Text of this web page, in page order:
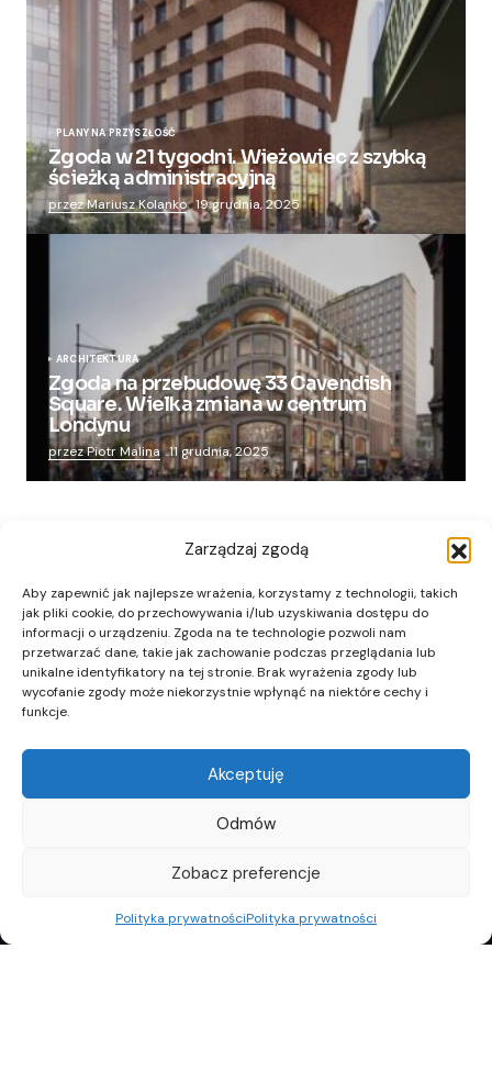
Zarządzaj zgodą
Aby zapewnić jak najlepsze wrażenia, korzystamy z technologii, takich
jak pliki cookie, do przechowywania i/lub uzyskiwania dostępu do
informacji o urządzeniu. Zgoda na te technologie pozwoli nam
przetwarzać dane, takie jak zachowanie podczas przeglądania lub
unikalne identyfikatory na tej stronie. Brak wyrażenia zgody lub
wycofanie zgody może niekorzystnie wpłynąć na niektóre cechy i
funkcje.
Akceptuję
Odmów
Zobacz preferencje
Polityka prywatnościPolityka prywatności
PLANY NA PRZYSZŁOŚĆ
Zgoda w 21 tygodni. Wieżowiec z szybką
ścieżką administracyjną
przez Mariusz Kolanko 19 grudnia, 2025
ARCHITEKTURA
Zgoda na przebudowę 33 Cavendish
Square. Wielka zmiana w centrum
Londynu
przez Piotr Malina 11 grudnia, 2025